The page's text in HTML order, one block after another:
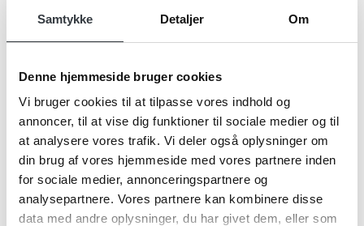
Samtykke Detaljer Om
Denne hjemmeside bruger cookies
Vi bruger cookies til at tilpasse vores indhold og
annoncer, til at vise dig funktioner til sociale medier og til
at analysere vores trafik. Vi deler også oplysninger om
din brug af vores hjemmeside med vores partnere inden
for sociale medier, annonceringspartnere og
analysepartnere. Vores partnere kan kombinere disse
data med andre oplysninger, du har givet dem, eller som
Telefonnr.*
Email*